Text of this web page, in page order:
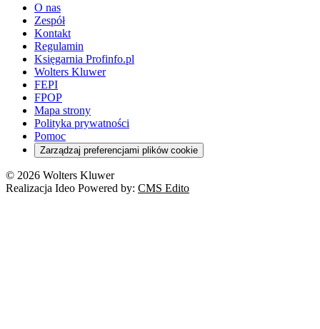
O nas
Zespół
Kontakt
Regulamin
Księgarnia Profinfo.pl
Wolters Kluwer
FEPI
FPOP
Mapa strony
Polityka prywatności
Pomoc
Zarządzaj preferencjami plików cookie
© 2026 Wolters Kluwer
Realizacja Ideo Powered by: CMS Edito